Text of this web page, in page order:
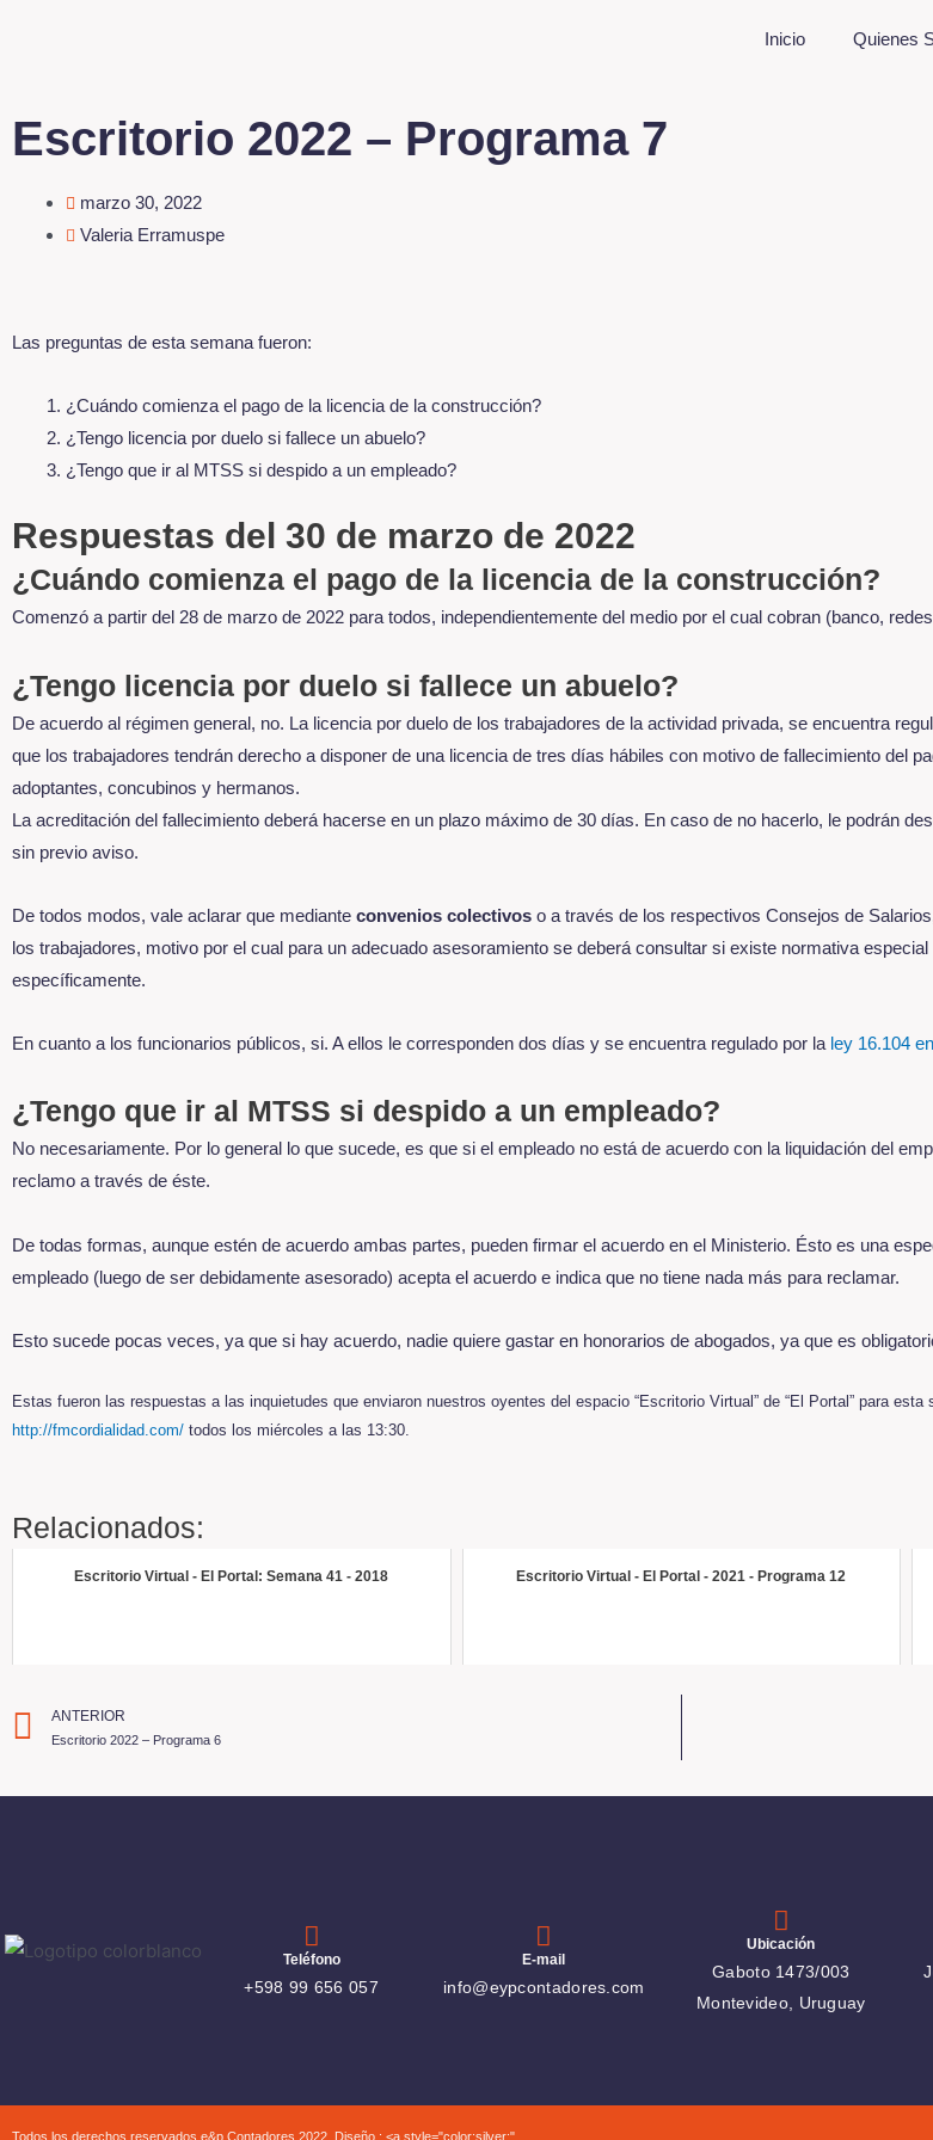
Inicio Quienes
Escritorio 2022 – Programa 7
marzo 30, 2022
Valeria Erramuspe
Las preguntas de esta semana fueron:
¿Cuándo comienza el pago de la licencia de la construcción?
¿Tengo licencia por duelo si fallece un abuelo?
¿Tengo que ir al MTSS si despido a un empleado?
Respuestas del 30 de marzo de 2022
¿Cuándo comienza el pago de la licencia de la construcción?
Comenzó a partir del 28 de marzo de 2022 para todos, independientemente del medio por el cual cobran (banco,
¿Tengo licencia por duelo si fallece un abuelo?
De acuerdo al régimen general, no. La licencia por duelo de los trabajadores de la actividad privada, se encuentra
que los trabajadores tendrán derecho a disponer de una licencia de tres días hábiles con motivo de fallecimiento del
adoptantes, concubinos y hermanos.
La acreditación del fallecimiento deberá hacerse en un plazo máximo de 30 días. En caso de no hacerlo, le podrán
sin previo aviso.
De todos modos, vale aclarar que mediante convenios colectivos o a través de los respectivos Consejos de
los trabajadores, motivo por el cual para un adecuado asesoramiento se deberá consultar si existe normativa
específicamente.
En cuanto a los funcionarios públicos, si. A ellos le corresponden dos días y se encuentra regulado por la ley 16.104
¿Tengo que ir al MTSS si despido a un empleado?
No necesariamente. Por lo general lo que sucede, es que si el empleado no está de acuerdo con la liquidación del
reclamo a través de éste.
De todas formas, aunque estén de acuerdo ambas partes, pueden firmar el acuerdo en el Ministerio. Ésto es una
empleado (luego de ser debidamente asesorado) acepta el acuerdo e indica que no tiene nada más para reclamar.
Esto sucede pocas veces, ya que si hay acuerdo, nadie quiere gastar en honorarios de abogados, ya que es
Estas fueron las respuestas a las inquietudes que enviaron nuestros oyentes del espacio “Escritorio Virtual” de “El Portal” para
http://fmcordialidad.com/ todos los miércoles a las 13:30.
Relacionados:
Escritorio Virtual - El Portal: Semana 41 - 2018 Escritorio Virtual - El Portal - 2021 - Programa 12
ANTERIOR
Escritorio 2022 – Programa 6
Teléfono
+598 99 656 057
E-mail
info@eypcontadores.com
Ubicación
Gaboto 1473/003
Montevideo, Uruguay
Todos los derechos reservados e&p Contadores 2022, Diseño : <a style="color:silver;"